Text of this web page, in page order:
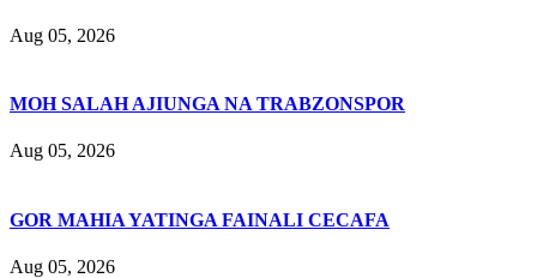
Aug 05, 2026
MOH SALAH AJIUNGA NA TRABZONSPOR
Aug 05, 2026
GOR MAHIA YATINGA FAINALI CECAFA
Aug 05, 2026